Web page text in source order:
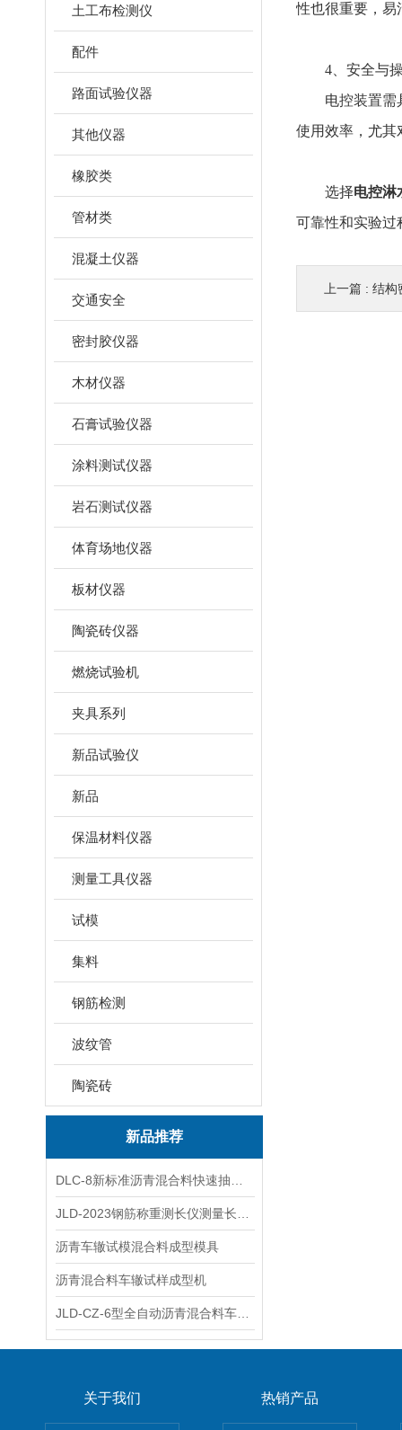
土工布检测仪
配件
路面试验仪器
其他仪器
橡胶类
管材类
混凝土仪器
交通安全
密封胶仪器
木材仪器
石膏试验仪器
涂料测试仪器
岩石测试仪器
体育场地仪器
板材仪器
陶瓷砖仪器
燃烧试验机
夹具系列
新品试验仪
新品
保温材料仪器
测量工具仪器
试模
集料
钢筋检测
波纹管
陶瓷砖
新品推荐
沥青车辙试模混合料成型模具
沥青混合料车辙试样成型机
性也很重要，易
4、安全与操
电控装置需具
使用效率，尤其
选择电控淋
可靠性和实验过
上一篇 : 结构
关于我们 热销产品